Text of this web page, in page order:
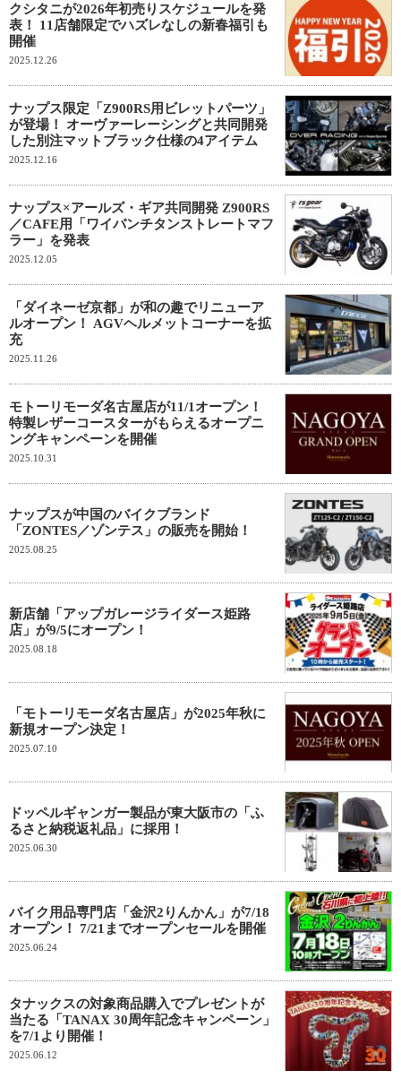
クシタニが2026年初売りスケジュールを発
表！ 11店舗限定でハズレなしの新春福引も
開催
2025.12.26
ナップス限定「Z900RS用ビレットパーツ」
が登場！ オーヴァーレーシングと共同開発
した別注マットブラック仕様の4アイテム
2025.12.16
ナップス×アールズ・ギア共同開発 Z900RS
／CAFE用「ワイバンチタンストレートマフ
ラー」を発表
2025.12.05
「ダイネーゼ京都」が和の趣でリニューア
ルオープン！ AGVヘルメットコーナーを拡
充
2025.11.26
モトーリモーダ名古屋店が11/1オープン！
特製レザーコースターがもらえるオープニ
ングキャンペーンを開催
2025.10.31
ナップスが中国のバイクブランド
「ZONTES／ゾンテス」の販売を開始！
2025.08.25
新店舗「アップガレージライダース姫路
店」が9/5にオープン！
2025.08.18
「モトーリモーダ名古屋店」が2025年秋に
新規オープン決定！
2025.07.10
ドッペルギャンガー製品が東大阪市の「ふ
るさと納税返礼品」に採用！
2025.06.30
バイク用品専門店「金沢2りんかん」が7/18
オープン！ 7/21までオープンセールを開催
2025.06.24
タナックスの対象商品購入でプレゼントが
当たる「TANAX 30周年記念キャンペーン」
を7/1より開催！
2025.06.12